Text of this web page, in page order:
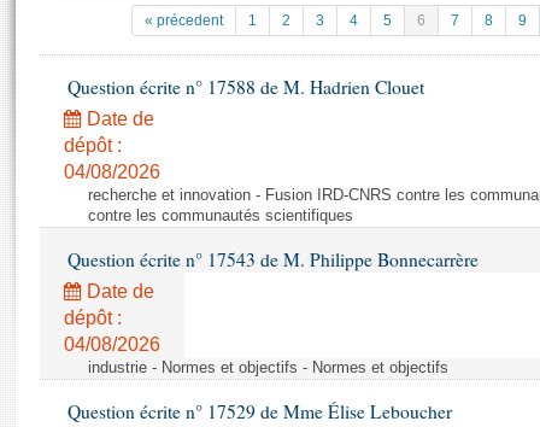
Projets de loi
Propositions de loi
Amendements
Textes adoptés
Rapports législatifs
Rapports sur l'application des lois
Baromètre de l’application des lois
Documents de référence
( Constitution | Règlement de l'Assemblée ... )
Histoire
Juniors
Anciennes législatures
La Bibliothèque
Contacts et plan d'accès
Photos libres de droit
« précedent 1 2 3 4 5 6 7 8 9
Question écrite n° 17588 de M. Hadrien Clouet
Date de
dépôt :
04/08/2026
recherche et innovation - Fusion IRD-CNRS contre les
contre les communautés scientifiques
Question écrite n° 17543 de M. Philippe Bonnecarrère
Date de
dépôt :
04/08/2026
industrie - Normes et objectifs - Normes et objectifs
Question écrite n° 17529 de Mme Élise Leboucher